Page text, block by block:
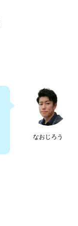
なおじろう